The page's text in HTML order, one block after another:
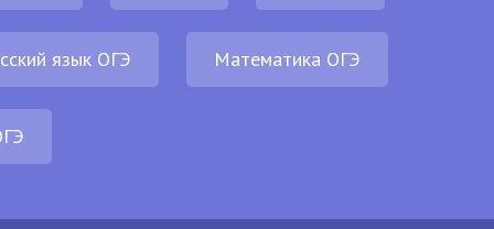
язык ОГЭ Математика ОГЭ